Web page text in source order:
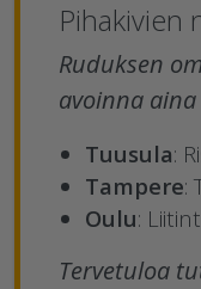
Pihakivien
Ruduksen
avoinna
Tuusula:
Tampere:
Oulu:
Tervetuloa